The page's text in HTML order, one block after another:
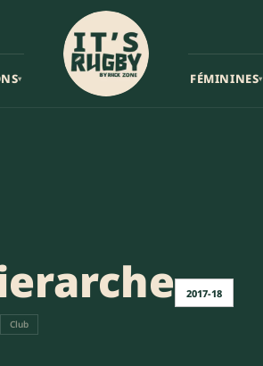
▾ FÉMININES▾
2017-18
Club